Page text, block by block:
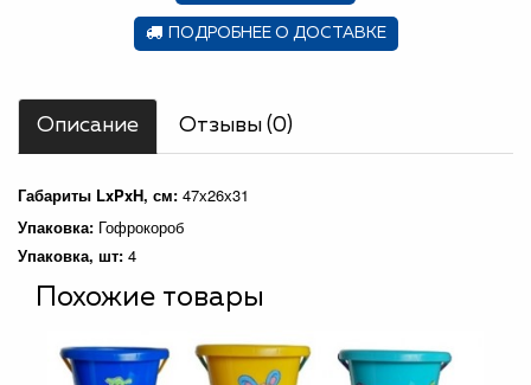
ПОДРОБНЕЕ О ДОСТАВКЕ
Описание Отзывы (0)
Габариты LxPxH, см: 47х26х31
Упаковка: Гофрокороб
Упаковка, шт: 4
Похожие товары